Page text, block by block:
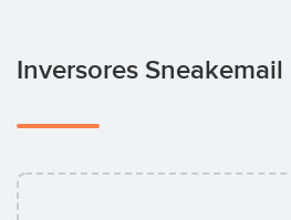
Inversores Sneakemail